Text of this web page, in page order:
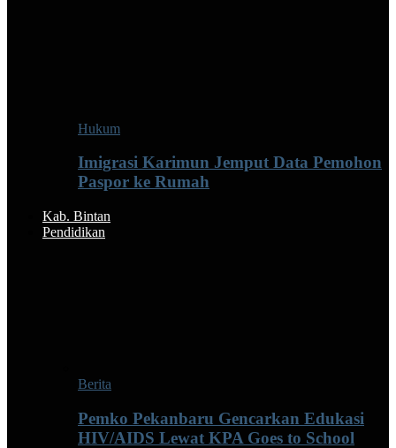
Hukum
Imigrasi Karimun Jemput Data Pemohon
Paspor ke Rumah
Kab. Bintan
Pendidikan
Berita
Pemko Pekanbaru Gencarkan Edukasi
HIV/AIDS Lewat KPA Goes to School